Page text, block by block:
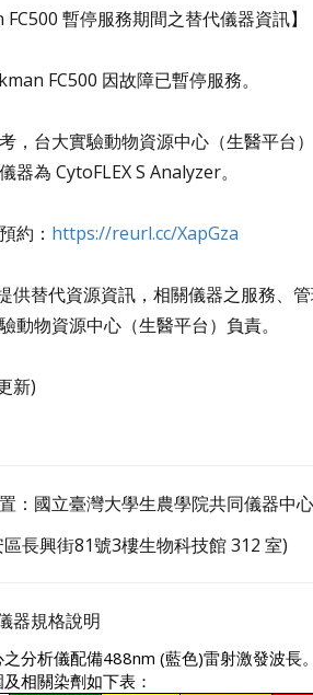
FC500 暫停服務期間之替代儀器資訊】
FC500 因故障已暫停服務。
，台大實驗動物資源中心（生醫平台
器為 CytoFLEX S Analyzer。
約： https://reurl.cc/XapGza
供替代資源資訊，相關儀器之服務、
動物資源中心（生醫平台）負責。
新)
：國立臺灣大學生農學院共同儀器中心
長興街81號3樓生物科技館312 室)
器規格說明
分析儀配備488nm (藍色)雷射激發波長
相關染劑如下表：